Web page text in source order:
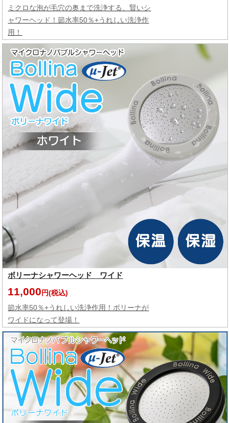
ミクロな泡が毛穴の奥まで洗浄する、賢いシ
ャワーヘッド！節水率50％+うれしい洗浄作
用！
ボリーナシャワーヘッド ワイド
11,000 円(税込)
節水率50％+うれしい洗浄作用！ボリーナが
ワイドになって登場！